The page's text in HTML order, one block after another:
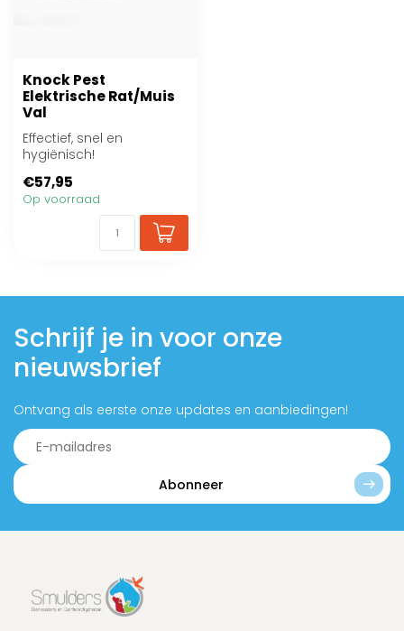
Knock Pest
Elektrische Rat/Muis
Val
Effectief, snel en
hygiënisch!
€57,95
Op voorraad
Schrijf je in voor onze
nieuwsbrief
Ontvang als eerste onze updates en aanbiedingen!
Abonneer